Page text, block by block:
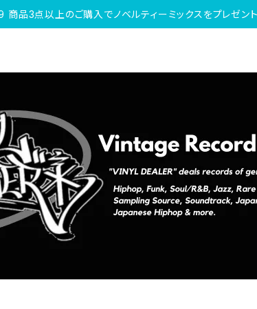
品3点以上のご購入でノベルティーミックスをプレゼント